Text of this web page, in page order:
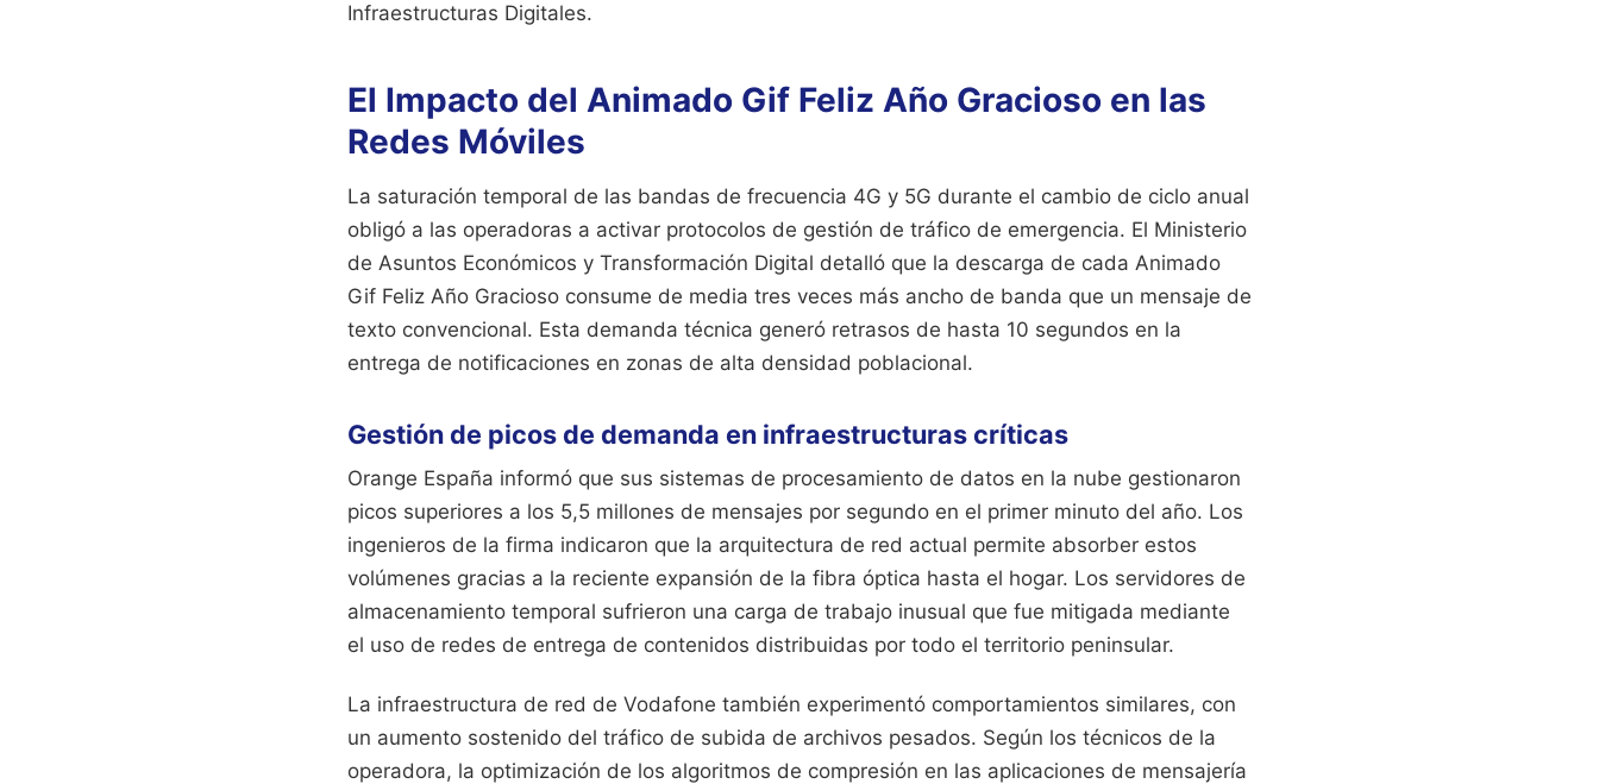
Infraestructuras Digitales.
El Impacto del Animado Gif Feliz Año Gracioso en las
Redes Móviles
La saturación temporal de las bandas de frecuencia 4G y 5G durante el cambio de ciclo anual
obligó a las operadoras a activar protocolos de gestión de tráfico de emergencia. El Ministerio
de Asuntos Económicos y Transformación Digital detalló que la descarga de cada Animado
Gif Feliz Año Gracioso consume de media tres veces más ancho de banda que un mensaje de
texto convencional. Esta demanda técnica generó retrasos de hasta 10 segundos en la
entrega de notificaciones en zonas de alta densidad poblacional.
Gestión de picos de demanda en infraestructuras críticas
Orange España informó que sus sistemas de procesamiento de datos en la nube gestionaron
picos superiores a los 5,5 millones de mensajes por segundo en el primer minuto del año. Los
ingenieros de la firma indicaron que la arquitectura de red actual permite absorber estos
volúmenes gracias a la reciente expansión de la fibra óptica hasta el hogar. Los servidores de
almacenamiento temporal sufrieron una carga de trabajo inusual que fue mitigada mediante
el uso de redes de entrega de contenidos distribuidas por todo el territorio peninsular.
La infraestructura de red de Vodafone también experimentó comportamientos similares, con
un aumento sostenido del tráfico de subida de archivos pesados. Según los técnicos de la
operadora, la optimización de los algoritmos de compresión en las aplicaciones de mensajería